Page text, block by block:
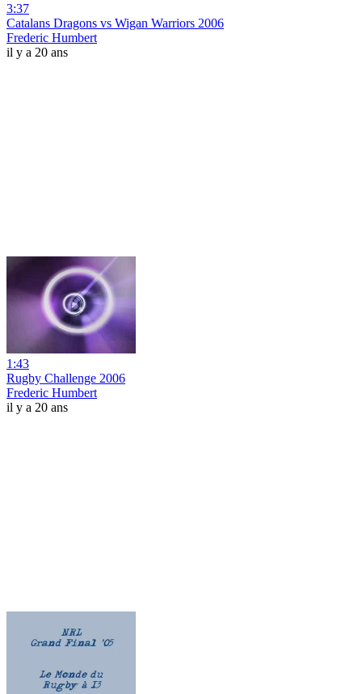
3:37
Catalans Dragons vs Wigan Warriors 2006
Frederic Humbert
il y a 20 ans
1:43
Rugby Challenge 2006
Frederic Humbert
il y a 20 ans